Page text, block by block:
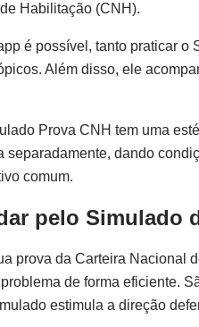
Habilitação (CNH).
é possível, tanto praticar
Além disso, ele
Prova CNH tem uma
separadamente, dando
comum.
pelo Simulado
prova da Carteira Nacional
de forma eficiente.
estimula a direção